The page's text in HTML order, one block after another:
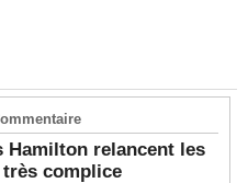
Hamilton relancent les
complice